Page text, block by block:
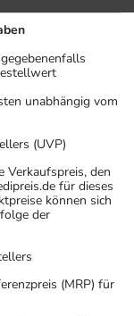
unabhängig vom
(UVP)
Verkaufspreis, den
für dieses
können sich
der
(MRP) für